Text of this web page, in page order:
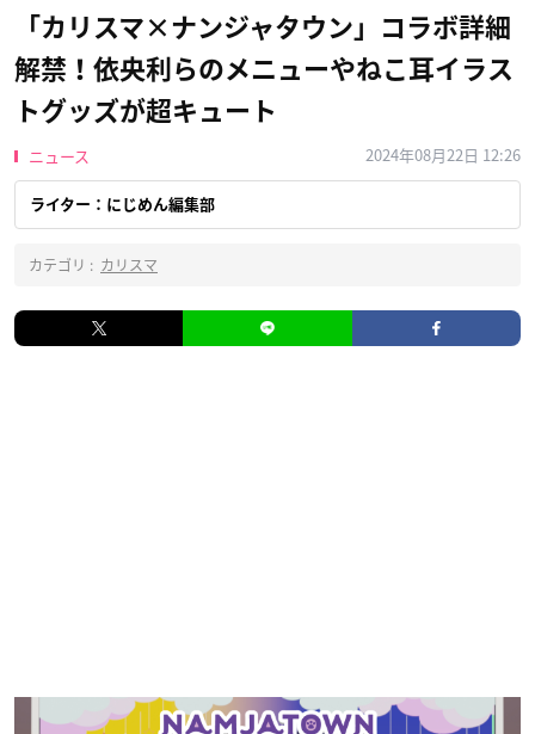
「カリスマ×ナンジャタウン」コラボ詳細
解禁！依央利らのメニューやねこ耳イラス
トグッズが超キュート
ニュース 2024年08月22日 12:26
ライター：にじめん編集部
カテゴリ : カリスマ